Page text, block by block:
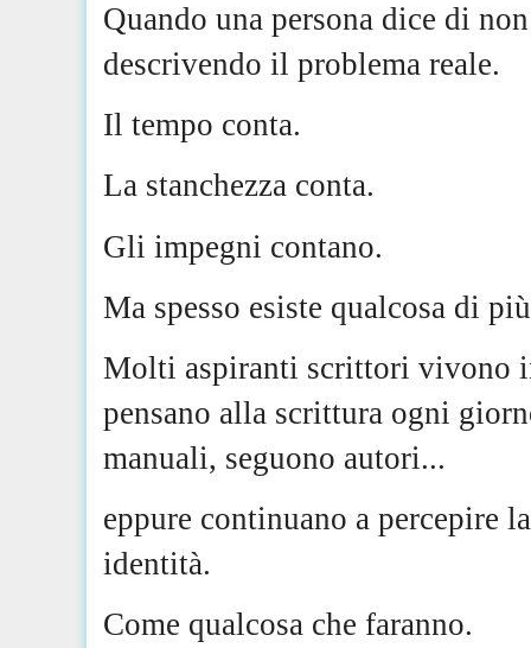
Quando una persona dice di
descrivendo il problema reale.
Il tempo conta.
La stanchezza conta.
Gli impegni contano.
Ma spesso esiste qualcosa di
Molti aspiranti scrittori vivono
pensano alla scrittura ogni
manuali, seguono autori...
eppure continuano a percepire
identità.
Come qualcosa che faranno.